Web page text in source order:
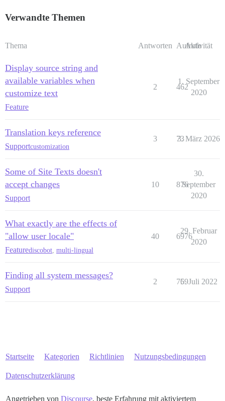
Verwandte Themen
Thema Antworten Aufrufe
Aktivität
Display source string and
available variables when
customize text
Feature
2 462
1. September
2020
Translation keys reference
Supportcustomization
3 73
3. März 2026
Some of Site Texts doesn't
accept changes
Support
10 876
30.
September
2020
What exactly are the effects of
"allow user locale"
Featurediscobot multi-lingual
40 6976
29. Februar
2020
Finding all system messages?
Support
2 769
5. Juli 2022
Startseite Kategorien Richtlinien Nutzungsbedingungen
Datenschutzerklärung
Angetrieben von Discourse, beste Erfahrung mit aktiviertem